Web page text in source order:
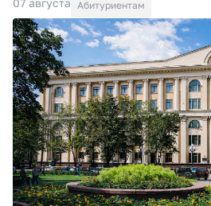
07 августа Абитуриентам